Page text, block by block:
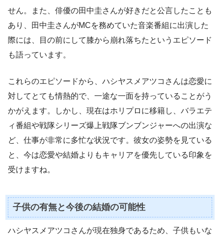
せん。また、俳優の田中圭さんが好きだと公言したことも
あり、田中圭さんがMCを務めていた音楽番組に出演した
際には、目の前にして膝から崩れ落ちたというエピソード
も語っています。
これらのエピソードから、ハシヤスメアツコさんは恋愛に
対してとても情熱的で、一途な一面を持っていることがう
かがえます。しかし、現在はホリプロに移籍し、バラエテ
ィ番組や戦隊シリーズ爆上戦隊ブンブンジャーへの出演な
ど、仕事が非常に多忙な状況です。彼女の姿勢を見ている
と、今は恋愛や結婚よりもキャリアを優先している印象を
受けますね。
子供の有無と今後の結婚の可能性
ハシヤスメアツコさんが現在独身であるため、子供もいな